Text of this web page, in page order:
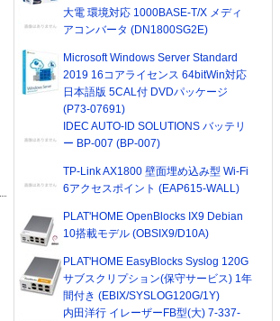
大電 環境対応 1000BASE-T/X メディ
アコンバータ (DN1800SG2E)
Microsoft Windows Server Standard
2019 16コアライセンス 64bitWin対応
日本語版 5CAL付 DVDパッケージ
(P73-07691)
IDEC AUTO-ID SOLUTIONS バッテリ
ー BP-007 (BP-007)
TP-Link AX1800 壁面埋め込み型 Wi-Fi
6アクセスポイント (EAP615-WALL)
PLAT'HOME OpenBlocks IX9 Debian
10搭載モデル (OBSIX9/D10A)
PLAT'HOME EasyBlocks Syslog 120G
サブスクリプション(保守サービス) 1年
間付き (EBIX/SYSLOG120G/1Y)
内田洋行 イレーザーFB型(大) 7-337-